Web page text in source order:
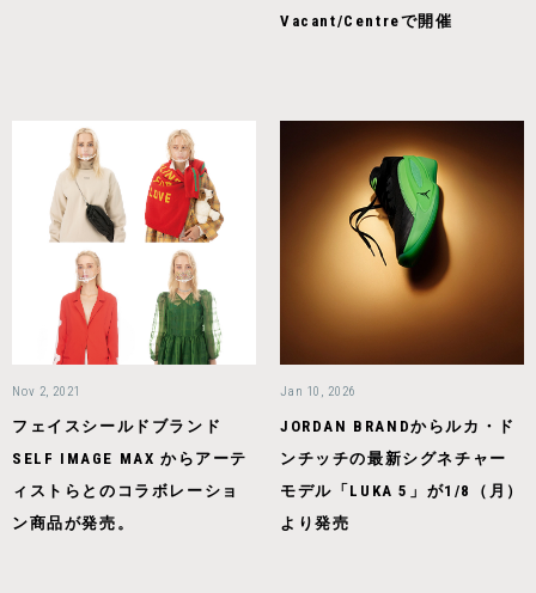
Vacant/Centreで開催
Nov 2, 2021
フェイスシールドブランド
SELF IMAGE MAX からアーテ
ィストらとのコラボレーショ
ン商品が発売。
Jan 10, 2026
JORDAN BRANDからルカ・ド
ンチッチの最新シグネチャー
モデル「LUKA 5」が1/8（月）
より発売